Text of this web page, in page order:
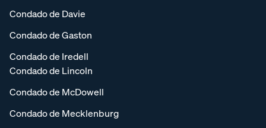
Condado de Davie
Condado de Gaston
Condado de Iredell
Condado de Lincoln
Condado de McDowell
Condado de Mecklenburg